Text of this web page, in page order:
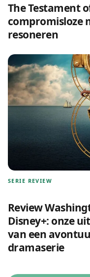
The Testament
compromisloze
resoneren
SERIE REVIEW
Review
Disney+: onze
van een
dramaserie